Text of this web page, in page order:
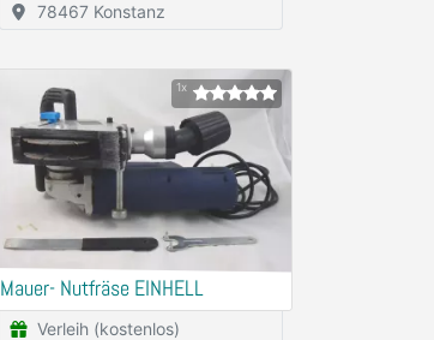
78467 Konstanz
1x
Mauer- Nutfräse EINHELL
Verleih (kostenlos)